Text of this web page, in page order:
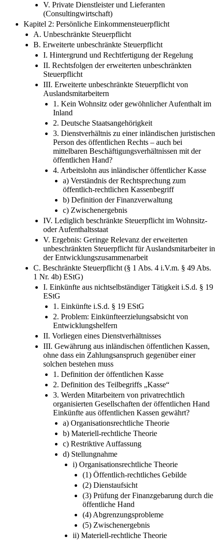
V. Private Dienstleister und Lieferanten
(Consultingwirtschaft)
Kapitel 2: Persönliche Einkommensteuerpflicht
A. Unbeschränkte Steuerpflicht
B. Erweiterte unbeschränkte Steuerpflicht
I. Hintergrund und Rechtfertigung der Regelung
II. Rechtsfolgen der erweiterten unbeschränkten
Steuerpflicht
III. Erweiterte unbeschränkte Steuerpflicht von
Auslandsmitarbeitern
1. Kein Wohnsitz oder gewöhnlicher Aufenthalt im
Inland
2. Deutsche Staatsangehörigkeit
3. Dienstverhältnis zu einer inländischen juristischen
Person des öffentlichen Rechts – auch bei
mittelbaren Beschäftigungsverhältnissen mit der
öffentlichen Hand?
4. Arbeitslohn aus inländischer öffentlicher Kasse
a) Verständnis der Rechtsprechung zum
öffentlich-rechtlichen Kassenbegriff
b) Definition der Finanzverwaltung
c) Zwischenergebnis
IV. Lediglich beschränkte Steuerpflicht im Wohnsitz-
oder Aufenthaltsstaat
V. Ergebnis: Geringe Relevanz der erweiterten
unbeschränkten Steuerpflicht für Auslandsmitarbeiter in
der Entwicklungszusammenarbeit
C. Beschränkte Steuerpflicht (§ 1 Abs. 4 i.V.m. § 49 Abs.
1 Nr. 4b) EStG)
I. Einkünfte aus nichtselbständiger Tätigkeit i.S.d. § 19
EStG
1. Einkünfte i.S.d. § 19 EStG
2. Problem: Einkünfteerzielungsabsicht von
Entwicklungshelfern
II. Vorliegen eines Dienstverhältnisses
III. Gewährung aus inländischen öffentlichen Kassen,
ohne dass ein Zahlungsanspruch gegenüber einer
solchen bestehen muss
1. Definition der öffentlichen Kasse
2. Definition des Teilbegriffs „Kasse“
3. Werden Mitarbeitern von privatrechtlich
organisierten Gesellschaften der öffentlichen Hand
Einkünfte aus öffentlichen Kassen gewährt?
a) Organisationsrechtliche Theorie
b) Materiell-rechtliche Theorie
c) Restriktive Auffassung
d) Stellungnahme
i) Organisationsrechtliche Theorie
(1) Öffentlich-rechtliches Gebilde
(2) Dienstaufsicht
(3) Prüfung der Finanzgebarung durch die
öffentliche Hand
(4) Abgrenzungsprobleme
(5) Zwischenergebnis
ii) Materiell-rechtliche Theorie